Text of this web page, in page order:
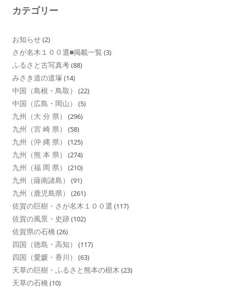
カテゴリー
お知らせ(2)
さが名木１００選■掲載一覧 (3)
ふるさと古写真考(88)
みさき道の道塚 (14)
中国（島根・鳥取） (22)
中国（広島・岡山） (5)
九州（大 分 県） (296)
九州（宮 崎 県） (58)
九州（沖 縄 県） (125)
九州（熊 本 県） (274)
九州（福 岡 県） (210)
九州（薩南諸島） (91)
九州（鹿児島県） (261)
佐賀の巨樹・さが名木１００選 (117)
佐賀の風景・史跡(102)
佐賀県の石橋 (26)
四国（徳島・高知） (117)
四国（愛媛・香川） (63)
天草の巨樹・ふるさと熊本の樹木 (23)
天草の石橋 (10)